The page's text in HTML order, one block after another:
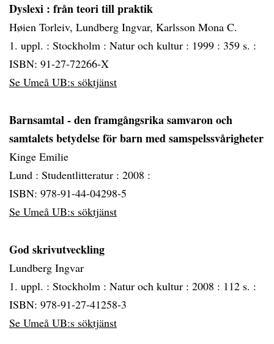
Dyslexi : från teori till praktik
Høien Torleiv, Lundberg Ingvar, Karlsson Mona C.
1. uppl. : Stockholm : Natur och kultur : 1999 : 359 s. :
ISBN: 91-27-72266-X
Se Umeå UB:s söktjänst
Barnsamtal - den framgångsrika samvaron och
samtalets betydelse för barn med samspelssvårigheter
Kinge Emilie
Lund : Studentlitteratur : 2008 :
ISBN: 978-91-44-04298-5
Se Umeå UB:s söktjänst
God skrivutveckling
Lundberg Ingvar
1. uppl. : Stockholm : Natur och kultur : 2008 : 112 s. :
ISBN: 978-91-27-41258-3
Se Umeå UB:s söktjänst